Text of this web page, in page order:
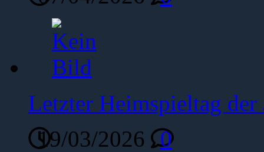
Letzter Heimspieltag der
19/03/2026
0